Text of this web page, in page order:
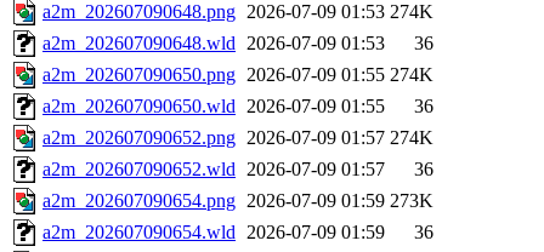
a2m_202607090648.png 2026-07-09 01:53 274K
a2m_202607090648.wld 2026-07-09 01:53
36
a2m_202607090650.png 2026-07-09 01:55 274K
a2m_202607090650.wld 2026-07-09 01:55
36
a2m_202607090652.png 2026-07-09 01:57 274K
a2m_202607090652.wld 2026-07-09 01:57
36
a2m_202607090654.png 2026-07-09 01:59 273K
a2m_202607090654.wld 2026-07-09 01:59
36